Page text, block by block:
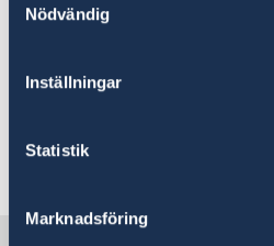
Nödvändig
Inställningar
Statistik
Marknadsföring
använda taxibilar i